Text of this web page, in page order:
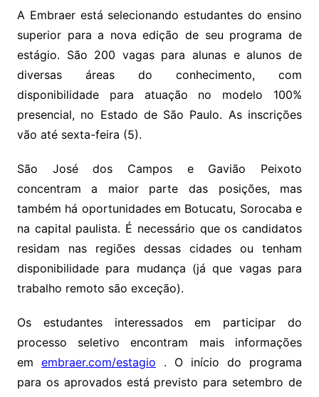
A Embraer está selecionando estudantes do ensino
superior para a nova edição de seu programa de
estágio. São 200 vagas para alunas e alunos de
diversas áreas do conhecimento, com
disponibilidade para atuação no modelo 100%
presencial, no Estado de São Paulo. As inscrições
vão até sexta-feira (5).
São José dos Campos e Gavião Peixoto
concentram a maior parte das posições, mas
também há oportunidades em Botucatu, Sorocaba e
na capital paulista. É necessário que os candidatos
residam nas regiões dessas cidades ou tenham
disponibilidade para mudança (já que vagas para
trabalho remoto são exceção).
Os estudantes interessados em participar do
processo seletivo encontram mais informações
em embraer.com/estagio . O início do programa
para os aprovados está previsto para setembro de